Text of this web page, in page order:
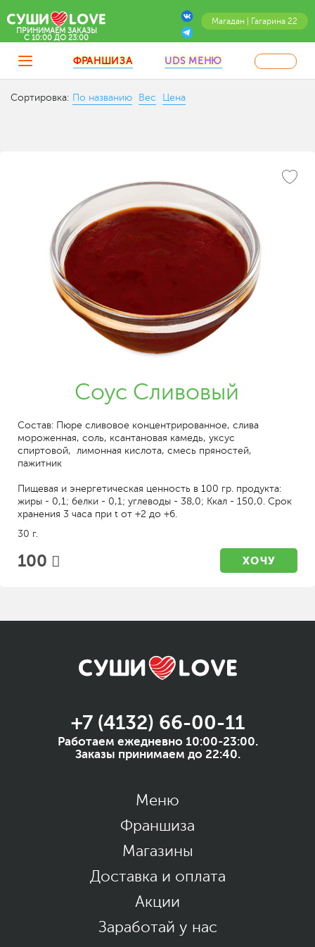
Магадан | Гагарина 22
ПРИНИМАЕМ ЗАКАЗЫ
C 10:00 ДО 23:00
ФРАНШИЗА UDS МЕНЮ
Сортировка: По названию Вес Цена
Соус Сливовый
Состав: Пюре сливовое концентрированное, слива
мороженная, соль, ксантановая камедь, уксус
спиртовой, лимонная кислота, смесь пряностей,
пажитник
Пищевая и энергетическая ценность в 100 гр. продукта:
жиры - 0,1; белки - 0,1; углеводы - 38,0; Ккал - 150,0. Срок
хранения 3 часа при t от +2 до +6.
30 г.
100 ХОЧУ
+7 (4132) 66-00-11
Работаем ежедневно 10:00-23:00.
Заказы принимаем до 22:40.
Меню
Франшиза
Магазины
Доставка и оплата
Акции
Заработай у нас